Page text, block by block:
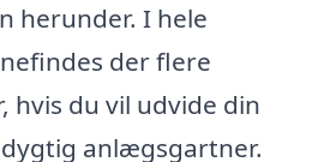
herunder. I hele
der flere
hvis du vil udvide din
anlægsgartner.